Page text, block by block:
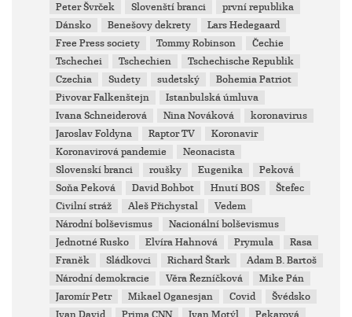
Peter Švrček
Slovenští branci
první republika
Dánsko
Benešovy dekrety
Lars Hedegaard
Free Press society
Tommy Robinson
Čechie
Tschechei
Tschechien
Tschechische Republik
Czechia
Sudety sudetský
Bohemia Patriot
Pivovar Falkenštejn
Istanbulská úmluva
Ivana Schneiderová
Nina Nováková
koronavirus
Jaroslav Foldyna
Raptor TV
Koronavir
Koronavirová pandemie
Neonacista
Slovenskí branci
roušky Eugenika
Peková
Soňa Peková
David Bohbot Hnutí BOS
Štefec
Civilní stráž
Aleš Přichystal
Vedem
Národní bolševismus
Nacionální bolševismus
Jednotné Rusko
Elvíra Hahnová Prymula
Rasa
Franěk
Sládkovci Richard Štark
Adam B. Bartoš
Národní demokracie
Věra Řezníčková
Mike Pán
Jaromír Petr
Mikael Oganesjan Covid
Švédsko